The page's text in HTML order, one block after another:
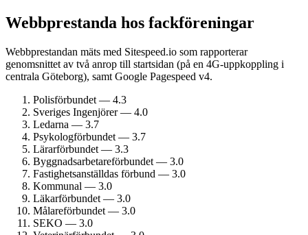
Webbprestanda hos fack­föreningar
Webbprestandan mäts med Sitespeed.io som rapporterar
genomsnittet av två anrop till startsidan (på en 4G-uppkoppling i
centrala Göteborg), samt Google Pagespeed v4.
Polisförbundet — 4.3
Sveriges Ingenjörer — 4.0
Ledarna — 3.7
Psykolog­förbundet — 3.7
Lärarförbundet — 3.3
Byggnadsarbetare­förbundet — 3.0
Fastighets­anställdas förbund — 3.0
Kommunal — 3.0
Läkarförbundet — 3.0
Målare­förbundet — 3.0
SEKO — 3.0